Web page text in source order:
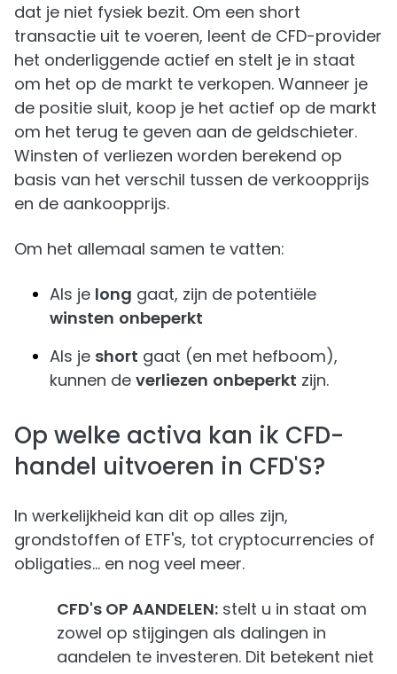
dat je niet fysiek bezit. Om een short
transactie uit te voeren, leent de CFD-provider
het onderliggende actief en stelt je in staat
om het op de markt te verkopen. Wanneer je
de positie sluit, koop je het actief op de markt
om het terug te geven aan de geldschieter.
Winsten of verliezen worden berekend op
basis van het verschil tussen de verkoopprijs
en de aankoopprijs.
Om het allemaal samen te vatten:
Als je long gaat, zijn de potentiële
winsten onbeperkt
Als je short gaat (en met hefboom),
kunnen de verliezen onbeperkt zijn.
Op welke activa kan ik CFD-
handel uitvoeren in CFD'S?
In werkelijkheid kan dit op alles zijn,
grondstoffen of ETF's, tot cryptocurrencies of
obligaties... en nog veel meer.
CFD's OP AANDELEN: stelt u in staat om
zowel op stijgingen als dalingen in
aandelen te investeren. Dit betekent niet